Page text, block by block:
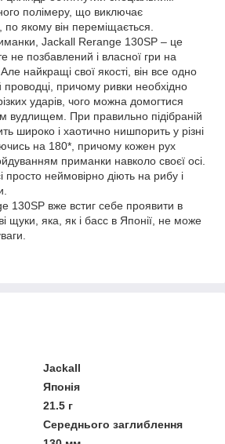
полімеру, що виключає
якому він переміщається.
Jackall Rerange 130SP – це
не позбавлений і власної гри на
найкращі свої якості, він все одно
проводці, причому ривки необхідно
ударів, чого можна домогтися
вудлищем. При правильно підібраній
широко і хаотично нишпорить у різні
на 180*, причому кожен рух
приманки навколо своєї осі.
просто неймовірно діють на рибу і
130SP вже встиг себе проявити в
щуки, яка, як і басс в Японії, не може
Jackall
Японія
21.5 г
Середнього заглиблення